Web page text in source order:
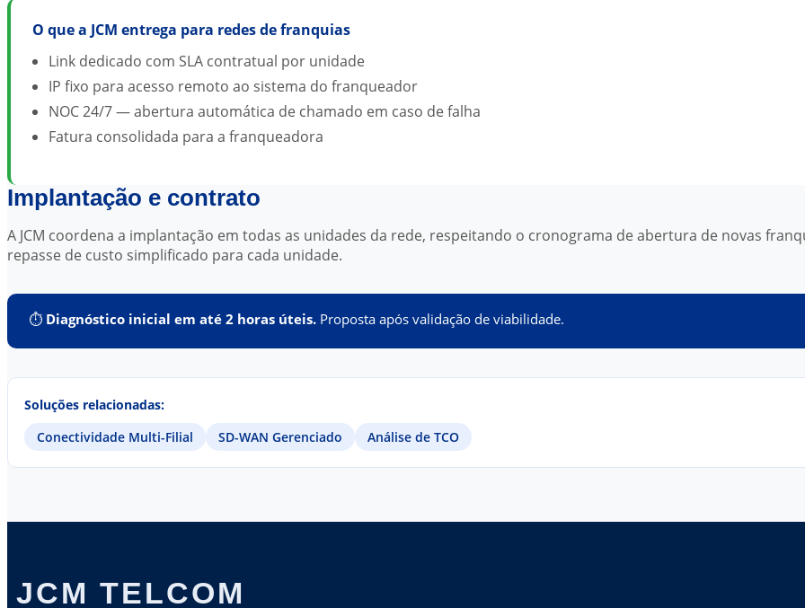
O que a JCM entrega para redes de franquias
Link dedicado com SLA contratual por unidade
IP fixo para acesso remoto ao sistema do franqueador
NOC 24/7 — abertura automática de chamado em caso de falha
Fatura consolidada para a franqueadora
Implantação e contrato
A JCM coordena a implantação em todas as unidades da rede, respeitando o cronograma de abertura de novas
repasse de custo simplificado para cada unidade.
⏱ Diagnóstico inicial em até 2 horas úteis. Proposta após validação de viabilidade.
Soluções relacionadas:
Conectividade Multi-Filial
SD-WAN Gerenciado Análise de TCO
JCM TELCOM